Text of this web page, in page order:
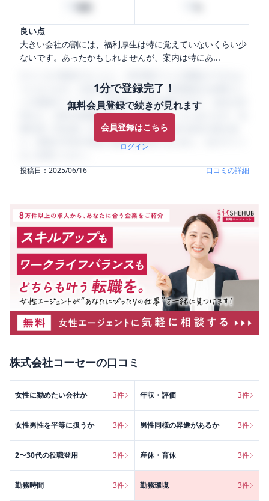
良い点
大きい会社の割には、福利厚生は特に覚えていないくらい少
ないです。あったかもしれませんが、案内は特にあ...
1分で登録完了！
無料会員登録で続きが見れます
会員登録はこちら
ログイン
うになります。SHEHUB(シーハブ)は、女性限定の企業口コ
ミの投稿サイトです。給与面・女性の働きやすさ・会社の評
判など、女性の転職は気にすべき点がたくさんあります。先
輩社員（元社員）の口コミを通して、本当の会社の姿を知
り、将来の不安や現在の悩みを解消するために、ぜひサイト
投稿日：2025/06/16 口コミの詳細
株式会社コーセーの口コミ
女性に勧めたい会社か 3件 年収・評価 3件
女性男性を平等に扱うか 3件 男性同様の昇進があるか 3件
2〜30代の役職登用 3件 産休・育休 3件
勤務時間 3件 勤務環境 3件